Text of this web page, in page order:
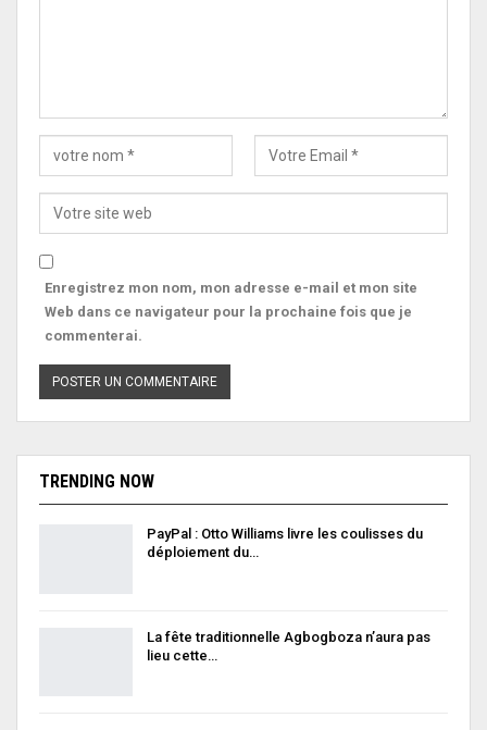
Enregistrez mon nom, mon adresse e-mail et mon site
Web dans ce navigateur pour la prochaine fois que je
commenterai.
TRENDING NOW
PayPal : Otto Williams livre les coulisses du
déploiement du…
La fête traditionnelle Agbogboza n’aura pas
lieu cette…